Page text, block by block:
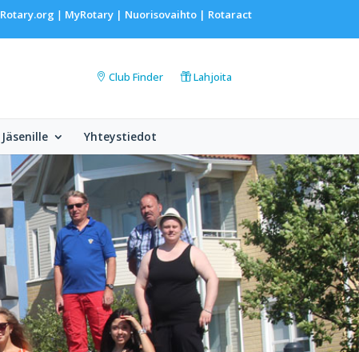
Rotary.org | MyRotary | Nuorisovaihto| Rotaract
Club Finder Lahjoita
Jäsenille Yhteystiedot